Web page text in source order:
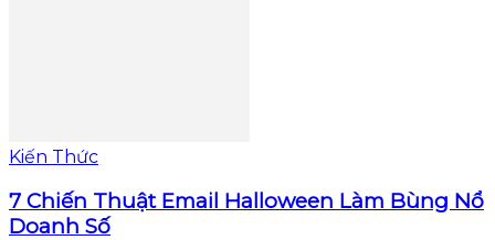
Kiến Thức
7 Chiến Thuật Email Halloween Làm Bùng Nổ
Doanh Số